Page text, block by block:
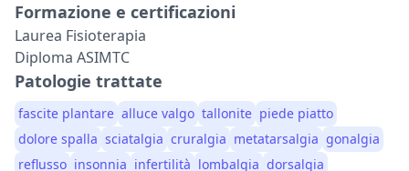
Formazione e certificazioni
Laurea Fisioterapia
Diploma ASIMTC
Patologie trattate
fascite plantare alluce valgo tallonite piede piatto
dolore spalla sciatalgia cruralgia metatarsalgia gonalgia
reflusso insonnia infertilità lombalgia dorsalgia